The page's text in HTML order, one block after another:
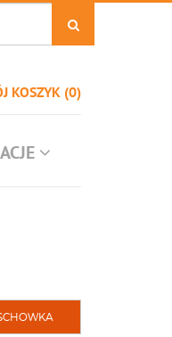
KOSZYK (0)